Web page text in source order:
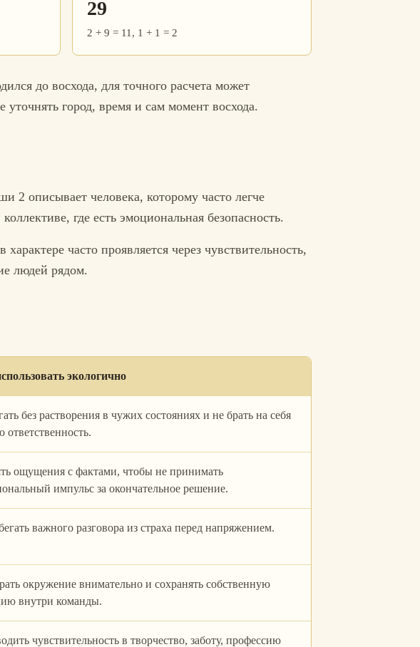
29
2 + 9 = 11, 1 + 1 = 2
до восхода, для точного расчета может
город, время и сам момент восхода.
2 описывает человека, которому часто легче
где есть эмоциональная безопасность.
часто проявляется через чувствительность,
людей рядом.
экологично
без растворения в чужих состояниях и не брать на себя
ответственность.
ощущения с фактами, чтобы не принимать
импульс за окончательное решение.
важного разговора из страха перед напряжением.
окружение внимательно и сохранять собственную
внутри команды.
чувствительность в творчество, заботу, профессию